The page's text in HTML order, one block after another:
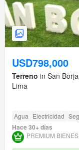
USD798,000
Terreno in San
Lima
Agua Electricidad
Hace 30+ días
PREMIUM